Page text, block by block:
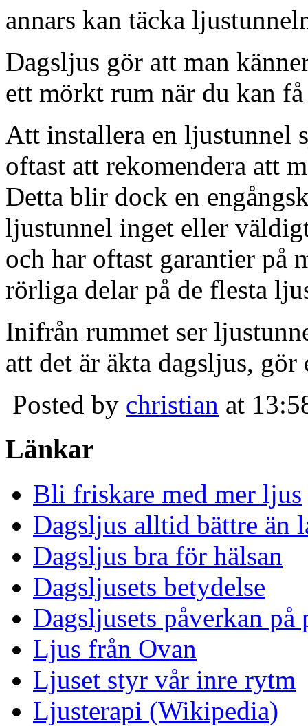
annars kan täcka
Dagsljus gör att man
ett mörkt rum när du kan
Att installera en ljustunnel
oftast att rekomendera att
Detta blir dock en
ljustunnel inget eller
och har oftast garantier på
rörliga delar på de flesta
Inifrån rummet ser
att det är äkta dagsljus,
Posted by christian at
Länkar
Bli friskare med mer ljus
Dagsljus alltid bättre än
Dagsljus bra för hälsan
Dagsljusets betydelse
Dagsljusets påverkan på
Ljus från Ovan
Ljuset styr vår inre rytm
Ljusterapi (Wikipedia)